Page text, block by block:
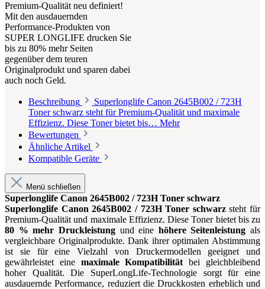
Premium-Qualität neu definiert!
Mit den ausdauernden
Performance-Produkten von
SUPER LONGLIFE drucken Sie
bis zu 80% mehr Seiten
gegenüber dem teuren
Originalprodukt und sparen dabei
auch noch Geld.
Beschreibung
Superlonglife Canon 2645B002 / 723H
Toner schwarz steht für Premium-Qualität und maximale
Effizienz. Diese Toner bietet bis… Mehr
Bewertungen
Ähnliche Artikel
Kompatible Geräte
Menü schließen
Superlonglife Canon 2645B002 / 723H Toner schwarz
Superlonglife Canon 2645B002 / 723H Toner schwarzsteht für
Premium-Qualität und maximale Effizienz. Diese Toner bietet bis zu
80 % mehr Druckleistungund eine höhere Seitenleistung als
vergleichbare Originalprodukte. Dank ihrer optimalen Abstimmung
ist sie für eine Vielzahl von Druckermodellen geeignet und
gewährleistet eine maximale Kompatibilitätbei gleichbleibend
hoher Qualität. Die SuperLongLife-Technologie sorgt für eine
ausdauernde Performance, reduziert die Druckkosten erheblich und